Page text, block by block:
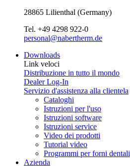
28865 Lilienthal (Germany)
Tel. +49 4298 922-0
personal@nabertherm.de
Downloads
Link veloci
Distribuzione in tutto il mondo
Dealer Log-In
Servizio d'assistenza alla clientela
Cataloghi
Istruzioni per l'uso
Istruzioni software
Istruzioni service
Video dei prodotti
Tutorial video
Programmi per forni dentali
Azienda